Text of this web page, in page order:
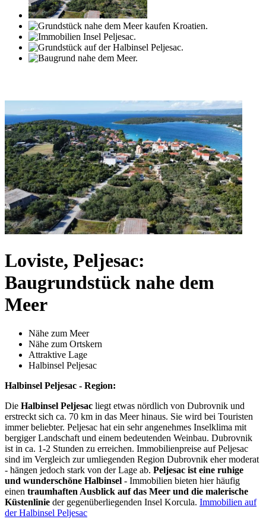
Loviste, Peljesac:
Baugrundstück nahe dem
Meer
Nähe zum Meer
Nähe zum Ortskern
Attraktive Lage
Halbinsel Peljesac
Halbinsel Peljesac - Region:
Die Halbinsel Peljesac liegt etwas nördlich von Dubrovnik und
erstreckt sich ca. 70 km in das Meer hinaus. Sie wird bei Touristen
immer beliebter. Peljesac hat ein sehr angenehmes Inselklima mit
bergiger Landschaft und einem bedeutenden Weinbau. Dubrovnik
ist in ca. 1-2 Stunden zu erreichen. Immobilienpreise auf Peljesac
sind im Vergleich zur umliegenden Region Dubrovnik eher moderat
- hängen jedoch stark von der Lage ab. Peljesac ist eine ruhige
und wunderschöne Halbinsel - Immobilien bieten hier häufig
einen traumhaften Ausblick auf das Meer und die malerische
Küstenlinie der gegenüberliegenden Insel Korcula. Immobilien auf
der Halbinsel Peljesac